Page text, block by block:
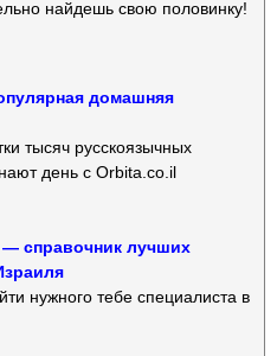
найдешь свою половинку!
домашняя
тысяч русскоязычных
день с Orbita.co.il
справочник лучших
нужного тебе специалиста в